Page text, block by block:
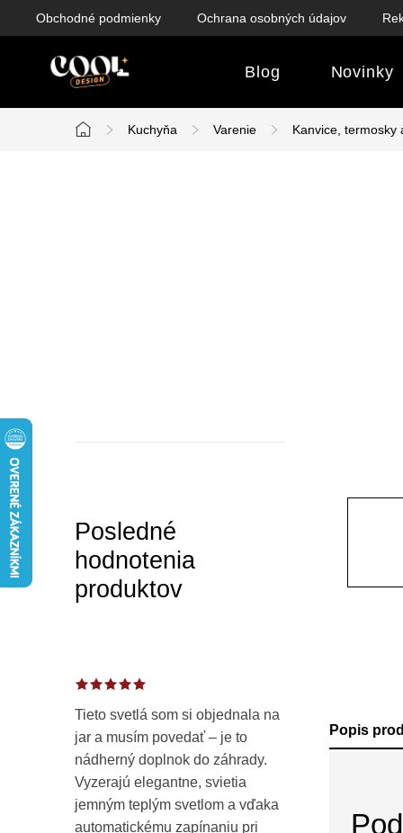
Obchodné podmienky Ochrana osobných údajov
Blog Novinky
Domov
Kuchyňa Varenie Kanvice, termosky
lPosledné
hodnotenia
produktov
Tieto svetlá som si objednala na
jar a musím povedať – je to
nádherný doplnok do záhrady.
Vyzerajú elegantne, svietia
jemným teplým svetlom a vďaka
automatickému zapínaniu pri
Popis